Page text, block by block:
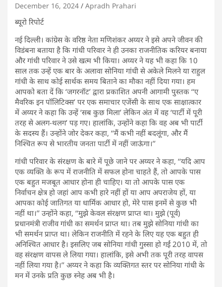
December 16, 2024 Apradh Prahari
ब्यूरो रिपोर्ट
नई दिल्ली। कांग्रेस के वरिष्ठ नेता मणिशंकर अय्यर ने इसे अपने जीवन की
विडंबना बताया है कि गांधी परिवार ने ही उनका राजनीतिक करियर बनाया
और गांधी परिवार ने उसे खत्म भी किया। अय्यर ने यह भी कहा कि 10
साल तक उन्हें एक बार के अलावा सोनिया गांधी से अकेले मिलने या राहुल
गांधी के साथ कोई सार्थक समय बिताने का मौका नहीं दिया गया। हम
आपको बता दें कि ‘जगरनॉट’ द्वारा प्रकाशित अपनी आगामी पुस्तक ‘‘ए
मैवरिक इन पॉलिटिक्स’ पर एक समाचार एजेंसी के साथ एक साक्षात्कार
में अय्यर ने कहा कि उन्हें ‘सब कुछ मिला’ लेकिन अंत में वह ‘पार्टी में पूरी
तरह से अलग-थलग’ पड़ गए। हालांकि, उन्होंने कहा कि वह अब भी पार्टी
के सदस्य हैं। उन्होंने जोर देकर कहा, ‘‘मैं कभी नहीं बदलूंगा, और मैं
निश्चित रूप से भारतीय जनता पार्टी में नहीं जाऊंगा।’’
गांधी परिवार के संरक्षण के बारे में पूछे जाने पर अय्यर ने कहा, ‘‘यदि आप
एक व्यक्ति के रूप में राजनीति में सफल होना चाहते हैं, तो आपके पास
एक बहुत मजबूत आधार होना ही चाहिए। या तो आपके पास एक
निर्वाचन क्षेत्र हो जहां आप कभी हारे नहीं हों या आप अपराजेय हों, या
आपका कोई जातिगत या धार्मिक आधार हो, मेरे पास इनमें से कुछ भी
नहीं था।’’ उन्होंने कहा, ‘‘मुझे केवल संरक्षण प्राप्त था। मुझे (पूर्व)
प्रधानमंत्री राजीव गांधी का समर्थन प्राप्त था। तब मुझे सोनिया गांधी का
भी समर्थन प्राप्त था। लेकिन राजनीति में रहने के लिए यह एक बहुत ही
अनिश्चित आधार है। इसलिए जब सोनिया गांधी गुस्सा हो गईं 2010 में, तो
वह संरक्षण वापस ले लिया गया। हालांकि, इसे अभी तक पूरी तरह वापस
नहीं लिया गया है।’’ अय्यर ने कहा कि व्यक्तिगत स्तर पर सोनिया गांधी के
मन में उनके प्रति कुछ स्नेह अब भी है।